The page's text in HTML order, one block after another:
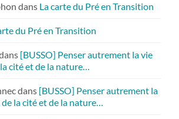
dans La carte du Pré en Transition
du Pré en Transition
[BUSSO] Penser autrement la vie
cité et de la nature…
dans [BUSSO] Penser autrement la
de la cité et de la nature…